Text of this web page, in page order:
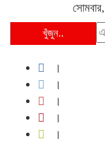
খুঁজুন..